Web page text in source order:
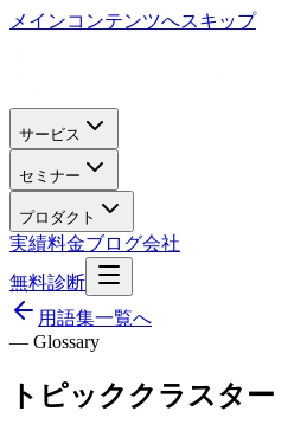
メインコンテンツへスキップ
サービス
セミナー
プロダクト
実績料金ブログ会社
無料診断
用語集一覧へ
— Glossary
トピッククラスター